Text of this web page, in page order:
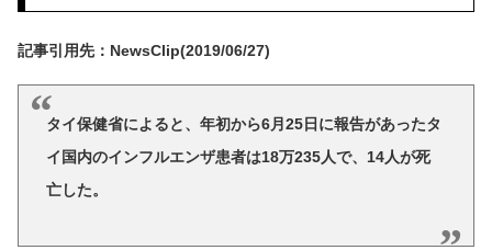
記事引用先：NewsClip(2019/06/27)
タイ保健省によると、年初から6月25日に報告があったタ
イ国内のインフルエンザ患者は18万235人で、14人が死
亡した。